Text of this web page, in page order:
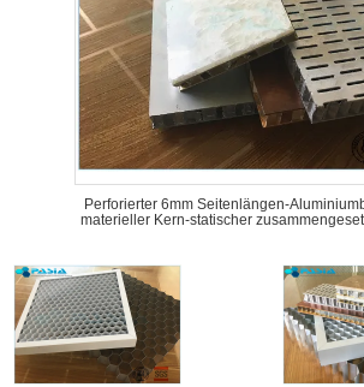
Perforierter 6mm Seitenlängen-
materieller Kern-statischer